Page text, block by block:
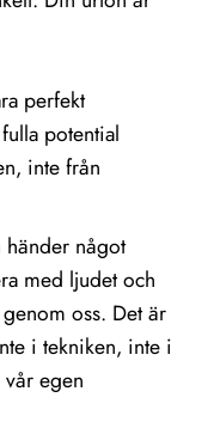
perfekt
potential
inte från
något
med ljudet och
oss. Det är
i tekniken, inte i
egen